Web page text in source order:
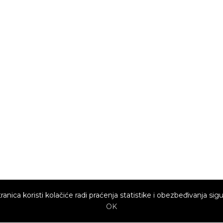
koristi kolačiće radi praćenja statistike i obezbeđivanja
OK